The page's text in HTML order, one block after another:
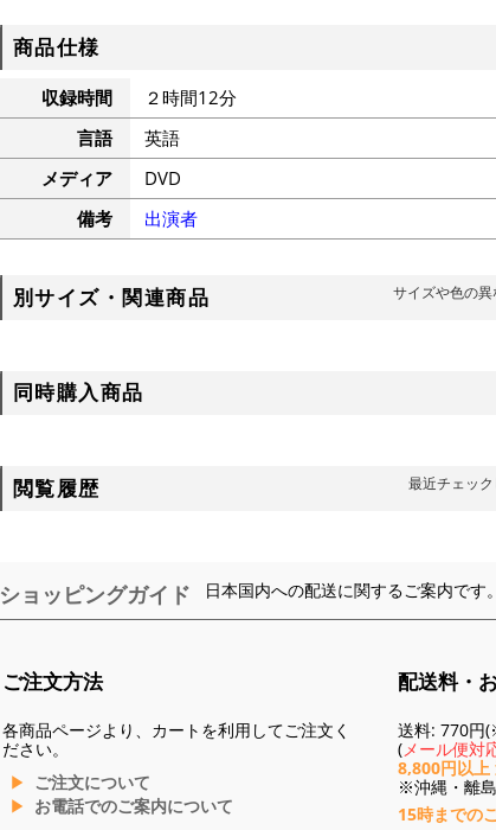
商品仕様
収録時間
２時間12分
言語
英語
メディア
DVD
備考
出演者
別サイズ・関連商品 サイズや色の
同時購入商品
閲覧履歴 最近チェッ
ショッピングガイド 日本国内への配送に関するご案内です
ご注文方法
各商品ページより、カートを利用してご注文く
ださい。
ご注文について
お電話でのご案内について
配送料・
送料: 770円
(メール便対
8,800円以上
※沖縄・離
15時までの